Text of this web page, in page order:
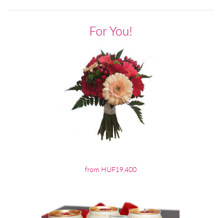
For You!
from HUF19,400